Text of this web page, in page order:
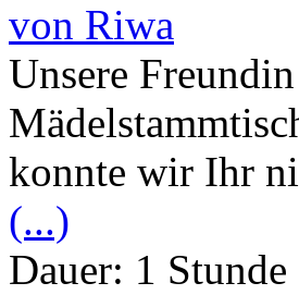
von Riwa
Unsere
konnte wir Ihr
(...)
Dauer: 1 Stunde